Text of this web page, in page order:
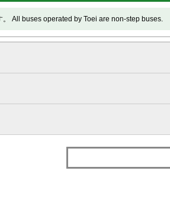
All buses operated by Toei are non-step buses.